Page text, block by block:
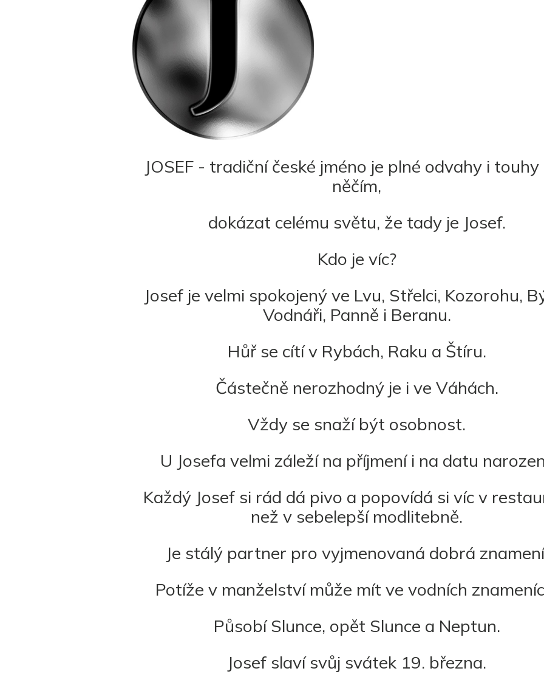
JOSEF - tradiční české jméno je plné odvahy i
něčím,
dokázat celému světu, že tady je Josef.
Kdo je víc?
Josef je velmi spokojený ve Lvu, Střelci, Kozorohu,
Vodnáři, Panně i Beranu.
Hůř se cítí v Rybách, Raku a Štíru.
Částečně nerozhodný je i ve Váhách.
Vždy se snaží být osobnost.
U Josefa velmi záleží na příjmení i na datu
Každý Josef si rád dá pivo a popovídá si víc v
než v sebelepší modlitebně.
Je stálý partner pro vyjmenovaná dobrá
Potíže v manželství může mít ve vodních
Působí Slunce, opět Slunce a Neptun.
Josef slaví svůj svátek 19. března.